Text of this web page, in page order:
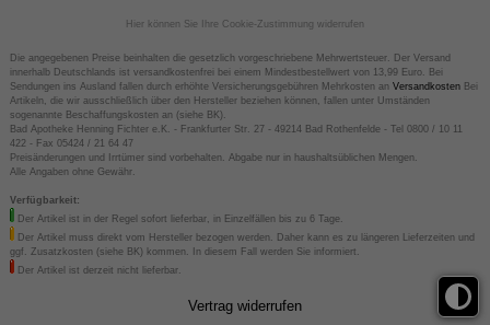
Hier können Sie Ihre Cookie-Zustimmung widerrufen
Die angegebenen Preise beinhalten die gesetzlich vorgeschriebene Mehrwertsteuer. Der Versand
innerhalb Deutschlands ist versandkostenfrei bei einem Mindestbestellwert von 13,99 Euro. Bei
Sendungen ins Ausland fallen durch erhöhte Versicherungsgebühren Mehrkosten an VersandkostenBei
Artikeln, die wir ausschließlich über den Hersteller beziehen können, fallen unter Umständen
sogenannte Beschaffungskosten an (siehe BK).
Bad Apotheke Henning Fichter e.K. - Frankfurter Str. 27 - 49214 Bad Rothenfelde - Tel 0800 / 10 11
422 - Fax 05424 / 21 64 47
Preisänderungen und Irrtümer sind vorbehalten. Abgabe nur in haushaltsüblichen Mengen.
Alle Angaben ohne Gewähr.
Verfügbarkeit:
Der Artikel ist in der Regel sofort lieferbar, in Einzelfällen bis zu 6 Tage.
Der Artikel muss direkt vom Hersteller bezogen werden. Daher kann es zu längeren Lieferzeiten und
ggf. Zusatzkosten (siehe BK) kommen. In diesem Fall werden Sie informiert.
Der Artikel ist derzeit nicht lieferbar.
Vertrag widerrufen